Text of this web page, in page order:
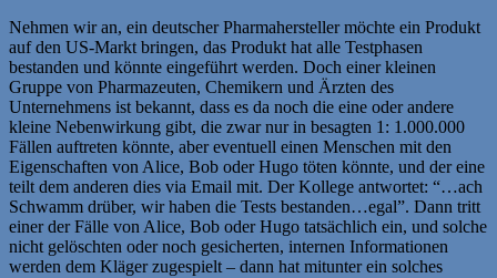
Nehmen wir an, ein deutscher Pharmahersteller möchte ein Produkt
auf den US-Markt bringen, das Produkt hat alle Testphasen
bestanden und könnte eingeführt werden. Doch einer kleinen
Gruppe von Pharmazeuten, Chemikern und Ärzten des
Unternehmens ist bekannt, dass es da noch die eine oder andere
kleine Nebenwirkung gibt, die zwar nur in besagten 1: 1.000.000
Fällen auftreten könnte, aber eventuell einen Menschen mit den
Eigenschaften von Alice, Bob oder Hugo töten könnte, und der eine
teilt dem anderen dies via Email mit. Der Kollege antwortet: “…ach
Schwamm drüber, wir haben die Tests bestanden…egal”. Dann tritt
einer der Fälle von Alice, Bob oder Hugo tatsächlich ein, und solche
nicht gelöschten oder noch gesicherten, internen Informationen
werden dem Kläger zugespielt – dann hat mitunter ein solches